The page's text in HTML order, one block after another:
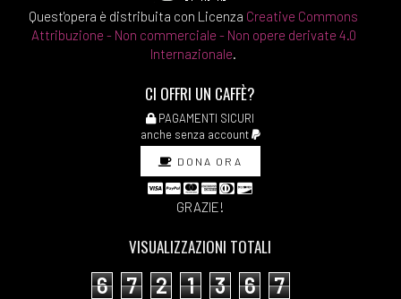
Quest'opera è distribuita con Licenza Creative Commons
Attribuzione - Non commerciale - Non opere derivate 4.0
Internazionale.
CI OFFRI UN CAFFÈ?
PAGAMENTI SICURI
anche senza account
DONA ORA
GRAZIE!
VISUALIZZAZIONI TOTALI
6 7 2 1 3 6 7